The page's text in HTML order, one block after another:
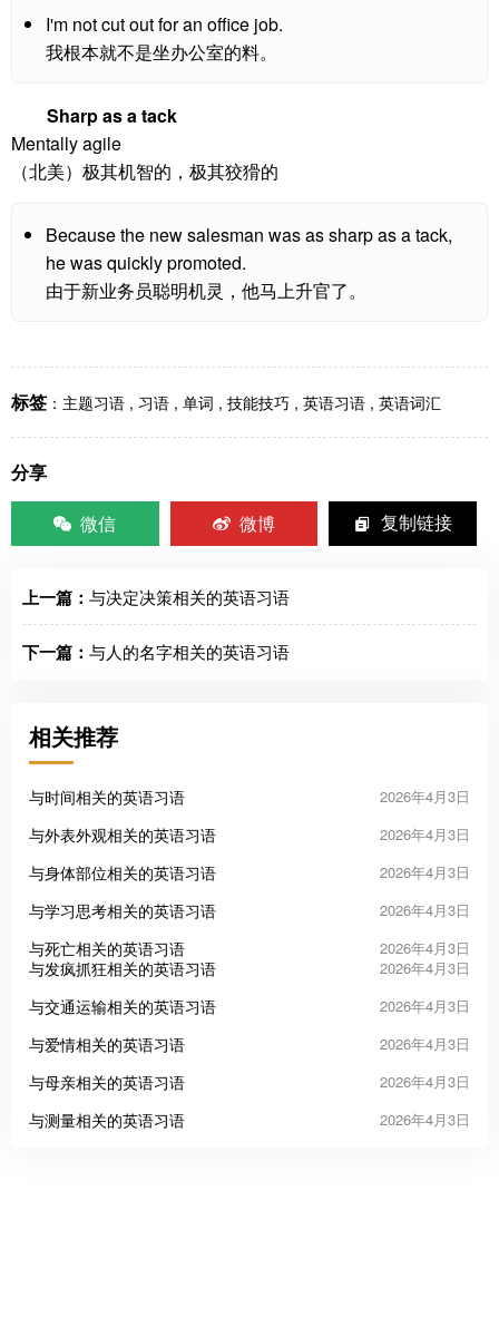
I'm not cut out for an office job.
我根本就不是坐办公室的料。
Sharp as a tack
Mentally agile
（北美）极其机智的，极其狡猾的
Because the new salesman was as sharp as a tack,
he was quickly promoted.
由于新业务员聪明机灵，他马上升官了。
标签 ： 主题习语 , 习语 , 单词 , 技能技巧 , 英语习语 , 英语词汇
分享
微信
微博 复制链接
上一篇： 与决定决策相关的英语习语
下一篇： 与人的名字相关的英语习语
相关推荐
与时间相关的英语习语 2026年4月3日
与外表外观相关的英语习语 2026年4月3日
与身体部位相关的英语习语 2026年4月3日
与学习思考相关的英语习语 2026年4月3日
与死亡相关的英语习语 2026年4月3日
与发疯抓狂相关的英语习语 2026年4月3日
与交通运输相关的英语习语 2026年4月3日
与爱情相关的英语习语 2026年4月3日
与母亲相关的英语习语 2026年4月3日
与测量相关的英语习语 2026年4月3日